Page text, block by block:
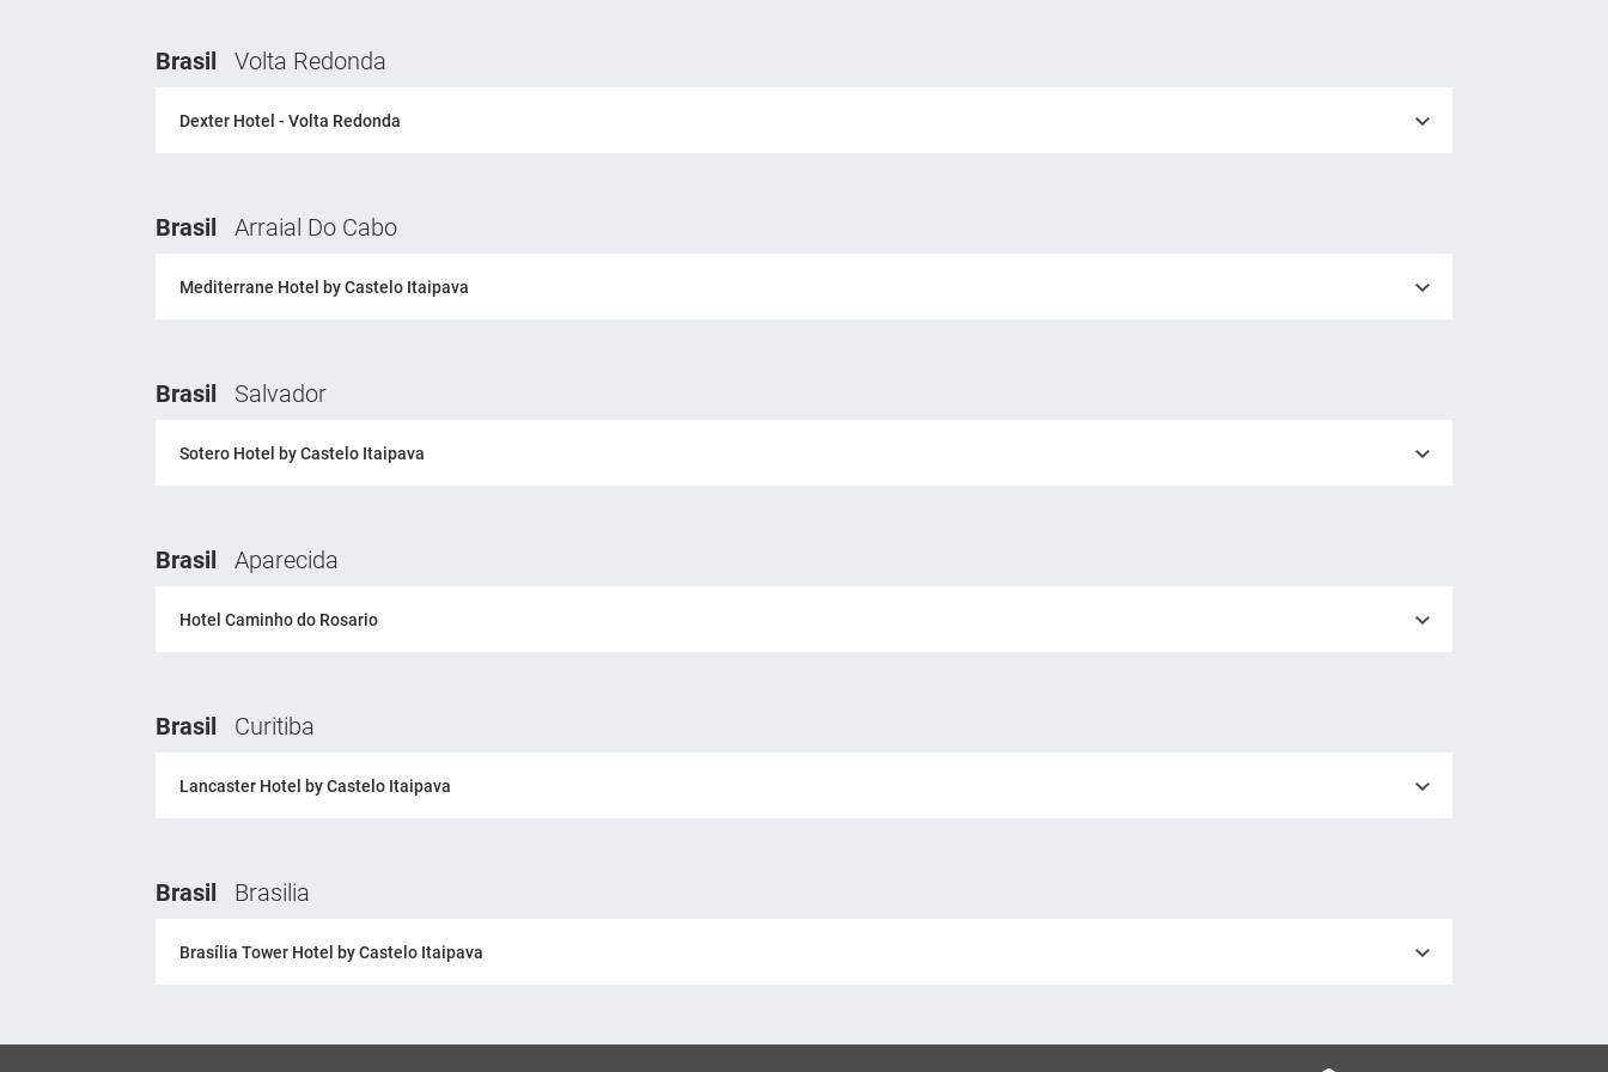
Brasil Volta Redonda
Dexter Hotel - Volta Redonda
Brasil Arraial Do Cabo
Mediterrane Hotel by Castelo Itaipava
Brasil Salvador
Sotero Hotel by Castelo Itaipava
Brasil Aparecida
Hotel Caminho do Rosario
Brasil Curitiba
Lancaster Hotel by Castelo Itaipava
Brasil Brasilia
Brasília Tower Hotel by Castelo Itaipava